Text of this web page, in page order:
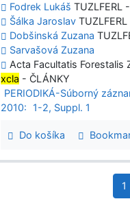
Fodrek Lukáš TUZLFERL
Šálka Jaroslav
Dobšinská Zuzana
Sarvašová Zuzana
Acta Facultatis Forestalis
xcla - ČLÁNKY
PERIODIKÁ-Súborný
2010:
1-2, Suppl. 1
Do košíka
1